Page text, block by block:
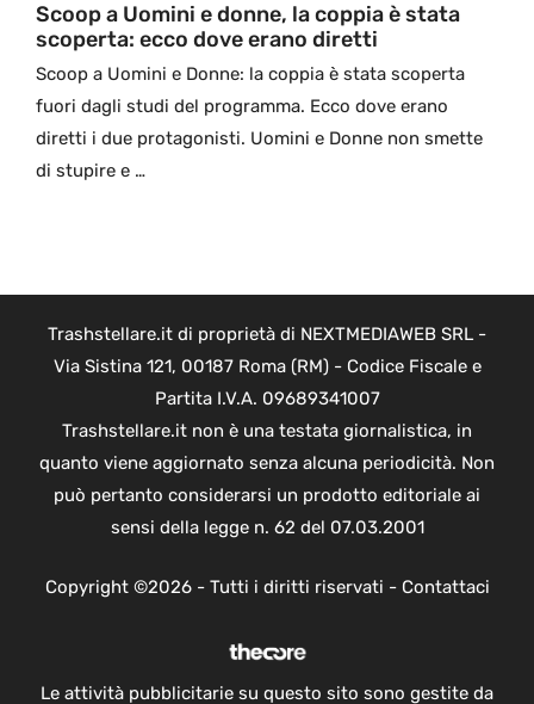
Scoop a Uomini e donne, la coppia è stata
scoperta: ecco dove erano diretti
Scoop a Uomini e Donne: la coppia è stata scoperta
fuori dagli studi del programma. Ecco dove erano
diretti i due protagonisti. Uomini e Donne non smette
di stupire e …
Trashstellare.it di proprietà di NEXTMEDIAWEB SRL -
Via Sistina 121, 00187 Roma (RM) - Codice Fiscale e
Partita I.V.A. 09689341007
Trashstellare.it non è una testata giornalistica, in
quanto viene aggiornato senza alcuna periodicità. Non
può pertanto considerarsi un prodotto editoriale ai
sensi della legge n. 62 del 07.03.2001
Copyright ©2026 - Tutti i diritti riservati - Contattaci
Le attività pubblicitarie su questo sito sono gestite da